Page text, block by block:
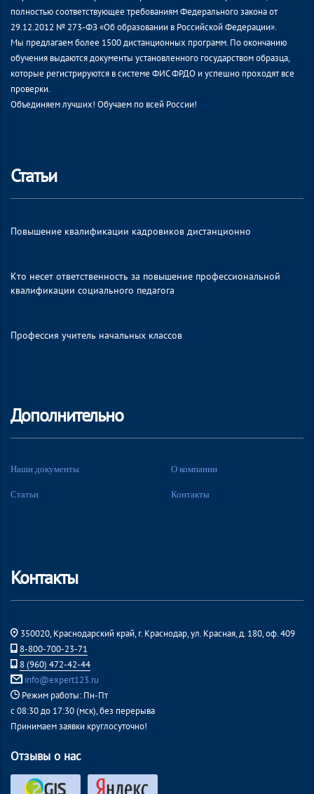
полностью соответствующее требованиям Федерального закона от
29.12.2012 № 273-ФЗ «Об образовании в Российской Федерации».
Мы предлагаем более 1500 дистанционных программ. По окончанию
обучения выдаются документы установленного государством образца,
которые регистрируются в системе ФИС ФРДО и успешно проходят все
проверки.
Объединяем лучших! Обучаем по всей России!
Статьи
Повышение квалификации кадровиков дистанционно
Кто несет ответственность за повышение профессиональной
квалификации социального педагога
Профессия учитель начальных классов
Дополнительно
Наши документы О компании
Статьи Контакты
Контакты
350020, Краснодарский край, г. Краснодар, ул. Красная, д. 180, оф. 409
8-800-700-23-71
8 (960) 472-42-44
info@expert123.ru
Режим работы: Пн-Пт
с 08:30 до 17:30 (мск), без перерыва
Принимаем заявки круглосуточно!
Отзывы о нас